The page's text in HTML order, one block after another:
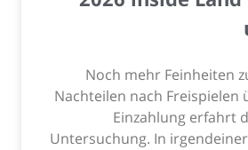
Noch mehr Feinheiten
Nachteilen nach Freispielen
Einzahlung erfahrt
Untersuchung. In